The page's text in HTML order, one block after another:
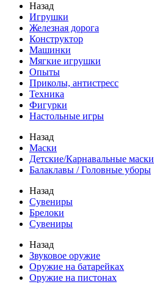
Назад
Игрушки
Железная дорога
Конструктор
Машинки
Мягкие игрушки
Опыты
Приколы, антистресс
Техника
Фигурки
Настольные игры
Назад
Маски
Детские/Карнавальные маски
Балаклавы / Головные уборы
Назад
Сувениры
Брелоки
Сувениры
Назад
Звуковое оружие
Оружие на батарейках
Оружие на пистонах